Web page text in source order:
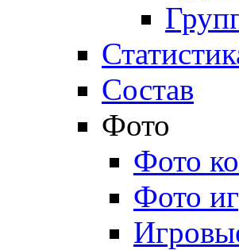
Состав
Фото
Фото
Фото